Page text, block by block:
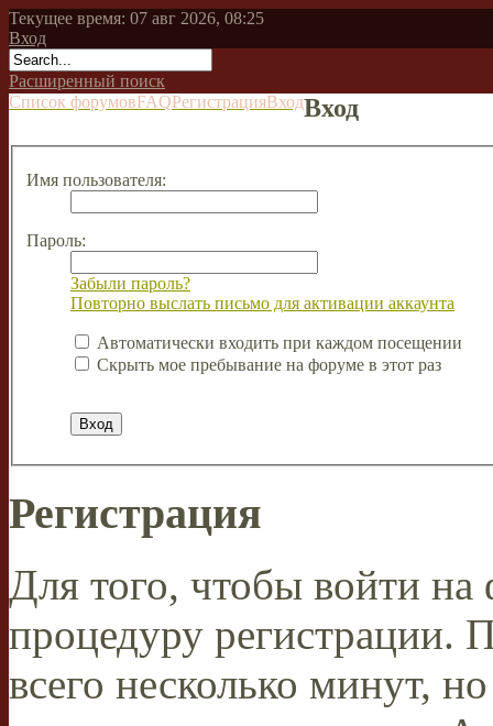
Текущее время: 07 авг 2026, 08:25
Вход
Расширенный поиск
Список форумовFAQРегистрацияВходВход
Имя пользователя:
Пароль:
Забыли пароль?
Повторно выслать письмо для активации аккаунта
Автоматически входить при каждом посещении
Скрыть мое пребывание на форуме в этот раз
Регистрация
Для того, чтобы войти
процедуру регистрации.
всего несколько минут,